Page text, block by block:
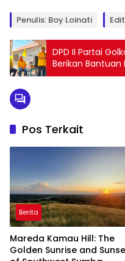
Penulis: Boy Loinati
DPD II Partai
Berikan
Ruben Tabun
Pos Terkait
Berita
Mareda Kamau Hill: The
Golden Sunrise and